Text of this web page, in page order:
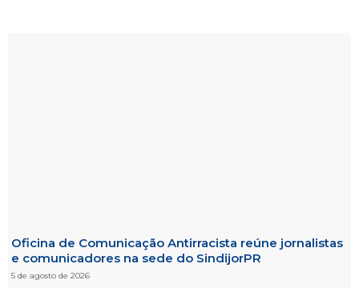
Oficina de Comunicação Antirracista reúne jornalistas
e comunicadores na sede do SindijorPR
5 de agosto de 2026